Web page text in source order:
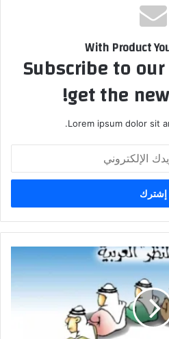
With Product
Subscribe to
get the
Lorem ipsum dolor sit